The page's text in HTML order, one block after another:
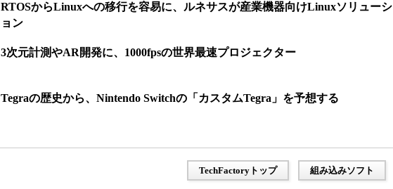
RTOSからLinuxへの移行を容易に、ルネサスが産業機器向けLinuxソリューシ
ョン
3次元計測やAR開発に、1000fpsの世界最速プロジェクター
Tegraの歴史から、Nintendo Switchの「カスタムTegra」を予想する
TechFactoryトップ 組み込みソフト